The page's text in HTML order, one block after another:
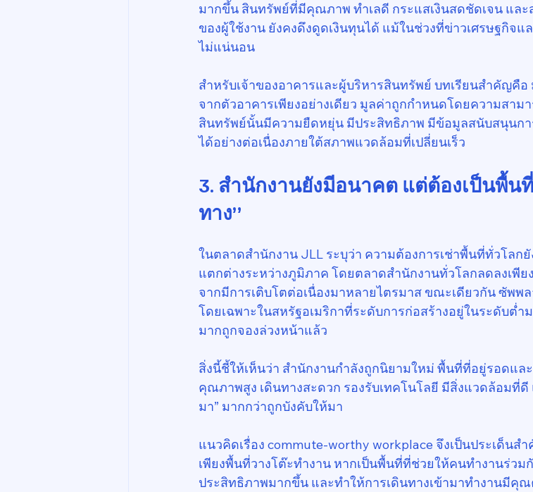
มากขึ้น สินทรัพย์ที่มีคุณภาพ ทำเลดี กระแสเงินสดชัดเจน และ
ของผู้ใช้งาน ยังคงดึงดูดเงินทุนได้ แม้ในช่วงที่ข่าวเศรษฐกิจแ
ไม่แน่นอน
สำหรับเจ้าของอาคารและผู้บริหารสินทรัพย์ บทเรียนสำคัญคื
จากตัวอาคารเพียงอย่างเดียว มูลค่าถูกกำหนดโดยความสาม
สินทรัพย์นั้นมีความยืดหยุ่น มีประสิทธิภาพ มีข้อมูลสนับสนุนกา
ได้อย่างต่อเนื่องภายใต้สภาพแวดล้อมที่เปลี่ยนเร็ว
3. สำนักงานยังมีอนาคต แต่ต้องเป็นพื้น
ทาง”
ในตลาดสำนักงาน JLL ระบุว่า ความต้องการเช่าพื้นที่ทั่วโลก
แตกต่างระหว่างภูมิภาค โดยตลาดสำนักงานทั่วโลกลดลงเพีย
จากมีการเติบโตต่อเนื่องมาหลายไตรมาส ขณะเดียวกัน ซัพพ
โดยเฉพาะในสหรัฐอเมริกาที่ระดับการก่อสร้างอยู่ในระดับต่
มากถูกจองล่วงหน้าแล้ว
สิ่งนี้ชี้ให้เห็นว่า สำนักงานกำลังถูกนิยามใหม่ พื้นที่ที่อยู่รอดแ
คุณภาพสูง เดินทางสะดวก รองรับเทคโนโลยี มีสิ่งแวดล้อมที่ดี
มา” มากกว่าถูกบังคับให้มา
แนวคิดเรื่อง commute-worthy workplace จึงเป็นประเด็น
เพียงพื้นที่วางโต๊ะทำงาน หากเป็นพื้นที่ที่ช่วยให้คนทำงานร่ว
ประสิทธิภาพมากขึ้น และทำให้การเดินทางเข้ามาทำงานมีคุ